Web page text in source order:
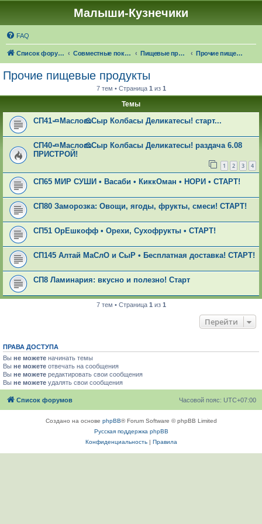
Малыши-Кузнечики
FAQ
Список форумов Совместные покупки "Малыши-Кузнечики" Пищевые продукты: 🍁☔🎓 ЧЕРЕЗ 24 ДНЯ НАСТУПИТ ОСЕНЬ! Прочие пищевые продукты
Прочие пищевые продукты
7 тем • Страница 1 из 1
Темы
СП41🧈Масло🧀Сыр Колбасы Деликатесы! старт...
СП40🧈Масло🧀Сыр Колбасы Деликатесы! раздача 6.08
ПРИСТРОЙ!
1 2 3 4
СП65 МИР СУШИ • Васаби • КиккОман • НОРИ • СТАРТ!
СП80 Заморозка: Овощи, ягоды, фрукты, смеси! СТАРТ!
СП51 ОрЕшкофф • Орехи, Сухофрукты • СТАРТ!
СП145 Алтай МаСлО и СыР • Бесплатная доставка! СТАРТ!
СП8 Ламинария: вкусно и полезно! Старт
7 тем • Страница 1 из 1
Перейти
ПРАВА ДОСТУПА
Вы не можете начинать темы
Вы не можете отвечать на сообщения
Вы не можете редактировать свои сообщения
Вы не можете удалять свои сообщения
Список форумов Часовой пояс: UTC+07:00
Создано на основе phpBB® Forum Software © phpBB Limited
Русская поддержка phpBB
Конфиденциальность| Правила